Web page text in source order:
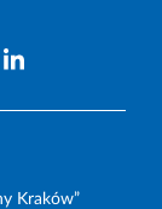
Kraków”